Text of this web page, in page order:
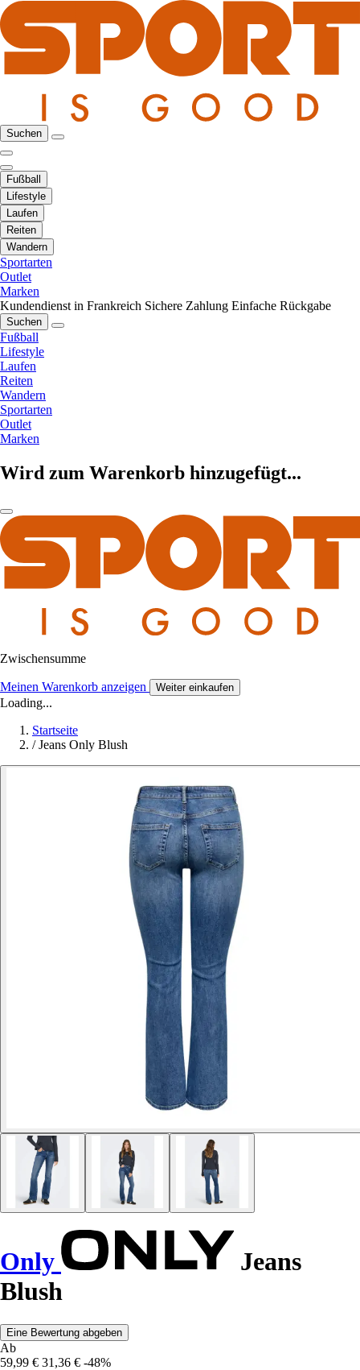
Suchen
Fußball
Lifestyle
Laufen
Reiten
Wandern
Sportarten
Outlet
Marken
Kundendienst in Frankreich Sichere Zahlung Einfache Rückgabe
Suchen
Fußball
Lifestyle
Laufen
Reiten
Wandern
Sportarten
Outlet
Marken
Wird zum Warenkorb hinzugefügt...
Zwischensumme
Meinen Warenkorb anzeigen Weiter einkaufen
Loading...
Startseite
/ Jeans Only Blush
Only
Jeans
Blush
Eine Bewertung abgeben
Ab
59,99 € 31,36 € -48%